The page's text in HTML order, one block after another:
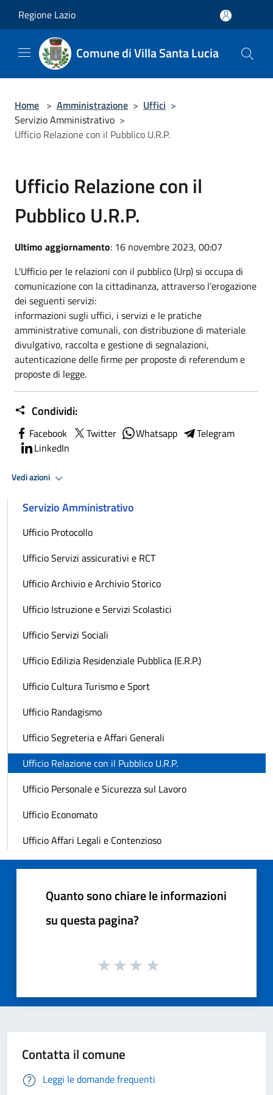
Regione Lazio
Comune di Villa Santa Lucia
Home > Amministrazione > Uffici >
Servizio Amministrativo >
Ufficio Relazione con il Pubblico U.R.P.
Ufficio Relazione con il
Pubblico U.R.P.
Ultimo aggiornamento: 16 novembre 2023, 00:07
L'Ufficio per le relazioni con il pubblico (Urp) si occupa di
comunicazione con la cittadinanza, attraverso l'erogazione
dei seguenti servizi:
informazioni sugli uffici, i servizi e le pratiche
amministrative comunali, con distribuzione di materiale
divulgativo, raccolta e gestione di segnalazioni,
autenticazione delle firme per proposte di referendum e
proposte di legge.
Condividi:
Facebook Twitter Whatsapp
Telegram
LinkedIn
Vedi azioni
Servizio Amministrativo
Ufficio Protocollo
Ufficio Servizi assicurativi e RCT
Ufficio Archivio e Archivio Storico
Ufficio Istruzione e Servizi Scolastici
Ufficio Servizi Sociali
Ufficio Edilizia Residenziale Pubblica (E.R.P.)
Ufficio Cultura Turismo e Sport
Ufficio Randagismo
Ufficio Segreteria e Affari Generali
Ufficio Relazione con il Pubblico U.R.P.
Ufficio Personale e Sicurezza sul Lavoro
Ufficio Economato
Ufficio Affari Legali e Contenzioso
Quanto sono chiare le informazioni
su questa pagina?
Contatta il comune
Leggi le domande frequenti